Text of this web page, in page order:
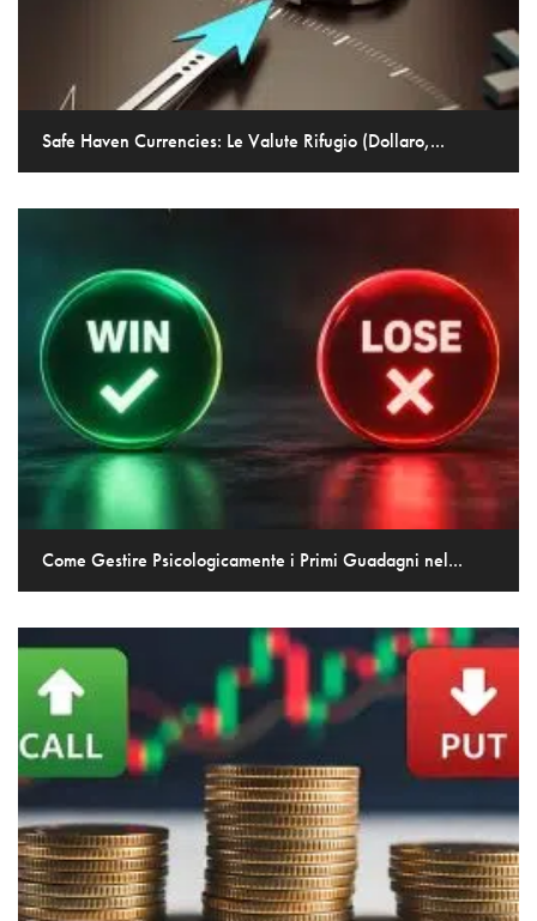
Safe Haven Currencies: Le Valute Rifugio (Dollaro,...
Come Gestire Psicologicamente i Primi Guadagni nel...